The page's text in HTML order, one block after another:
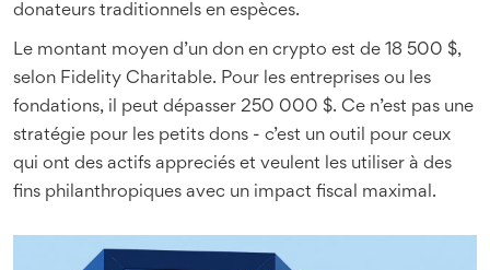
donateurs traditionnels en espèces.
Le montant moyen d’un don en crypto est de 18 500 $,
selon Fidelity Charitable. Pour les entreprises ou les
fondations, il peut dépasser 250 000 $. Ce n’est pas une
stratégie pour les petits dons - c’est un outil pour ceux
qui ont des actifs appreciés et veulent les utiliser à des
fins philanthropiques avec un impact fiscal maximal.